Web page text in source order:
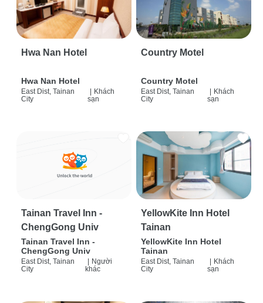
Hwa Nan Hotel
Hwa Nan Hotel
East Dist, Tainan
City
| Khách
sạn
Country Motel
Country Motel
East Dist, Tainan
City
| Khách
sạn
Tainan Travel Inn -
ChengGong Univ
Tainan Travel Inn -
ChengGong Univ
East Dist, Tainan
City
| Người
khác
YellowKite Inn Hotel
Tainan
YellowKite Inn Hotel
Tainan
East Dist, Tainan
City
| Khách
sạn